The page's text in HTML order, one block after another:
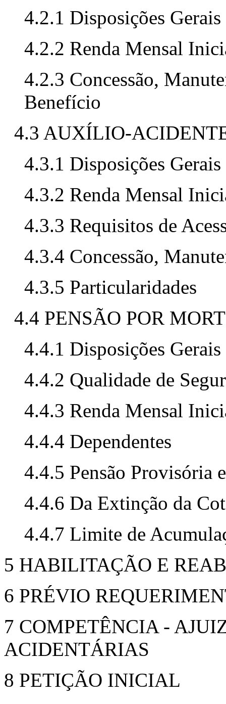
4.2.1 Disposições Gerais
4.2.2 Renda Mensal
4.2.3 Concessão,
Benefício
4.3 AUXÍLIO-
4.3.1 Disposições Gerais
4.3.2 Renda Mensal
4.3.3 Requisitos de
4.3.4 Concessão,
4.3.5 Particularidades
4.4 PENSÃO POR
4.4.1 Disposições Gerais
4.4.2 Qualidade de
4.4.3 Renda Mensal
4.4.4 Dependentes
4.4.5 Pensão Provisória
4.4.6 Da Extinção da
4.4.7 Limite de
5 HABILITAÇÃO E
6 PRÉVIO
7 COMPETÊNCIA -
ACIDENTÁRIAS
8 PETIÇÃO INICIAL